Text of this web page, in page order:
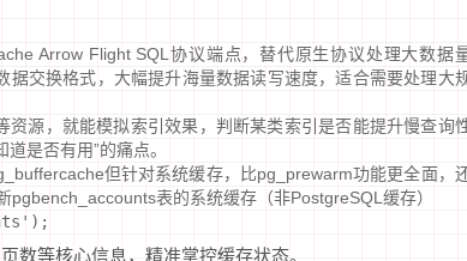
Arrow Flight SQL协议端点，替代原生协议处理大数据
据交换格式，大幅提升海量数据读写速度，适合需要处理大
源，就能模拟索引效果，判断某类索引是否能提升慢查询
是否有用”的痛点。
但针对系统缓存，比pg_prewarm功能更全面，
pgbench_accounts表的系统缓存（非PostgreSQL缓存）
数等核心信息，精准掌控缓存状态。